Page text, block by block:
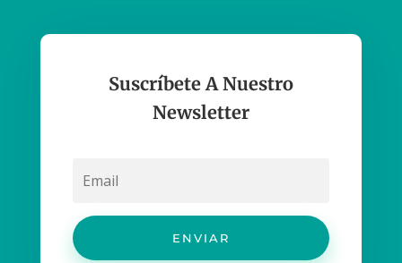
Suscríbete A Nuestro
Newsletter
ENVIAR